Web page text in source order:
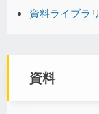
資料ライブラリ
資料